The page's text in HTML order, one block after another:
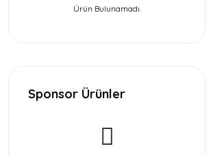
Ürün Bulunamadı.
Sponsor Ürünler